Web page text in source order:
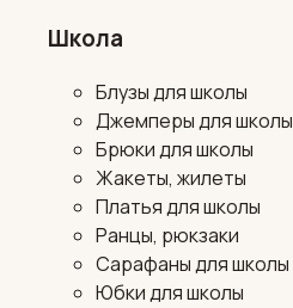
Школа
Блузы для школы
Джемперы для школы
Брюки для школы
Жакеты, жилеты
Платья для школы
Ранцы, рюкзаки
Сарафаны для школы
Юбки для школы